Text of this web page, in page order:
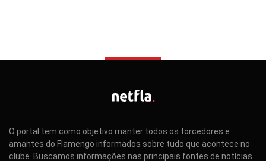
O portal tem como objetivo manter todos os torcedores e
amantes do Flamengo informados sobre tudo que acontece no
clube. Buscamos informações nas principais fontes de notícias